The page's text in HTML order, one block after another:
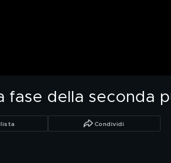
fase della seconda
lista Condividi